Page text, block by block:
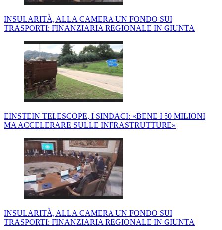
INSULARITÀ, ALLA CAMERA UN FONDO SUI
TRASPORTI: FINANZIARIA REGIONALE IN GIUNTA
EINSTEIN TELESCOPE, I SINDACI: «BENE I 50 MILIONI
MA ACCELERARE SULLE INFRASTRUTTURE»
INSULARITÀ, ALLA CAMERA UN FONDO SUI
TRASPORTI: FINANZIARIA REGIONALE IN GIUNTA